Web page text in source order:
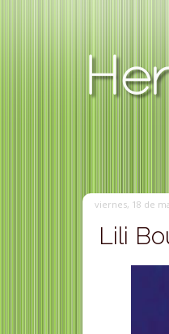
viernes, 18 de
Lili